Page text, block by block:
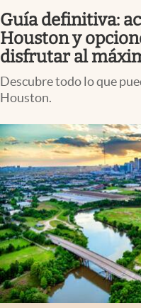
Espiritual
Streaming
PC y mobile
USA
Guía definitiva:
Houston y
disfrutar al
Descubre todo lo que
Houston.